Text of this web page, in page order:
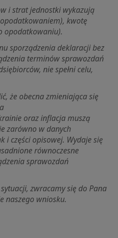
i strat jednostki wykazują
kwotę
opodatkowaniu).
sporządzenia deklaracji bez
terminów sprawozdań
nie spełni celu,
że obecna zmieniająca się
oraz inflacja muszą
zarówno w danych
i części opisowej. Wydaje się
równoczesne
sprawozdań
zwracamy się do Pana
naszego wniosku.